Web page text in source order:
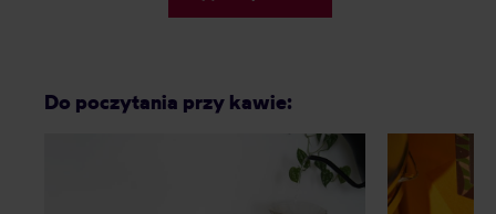
Do poczytania przy kawie: